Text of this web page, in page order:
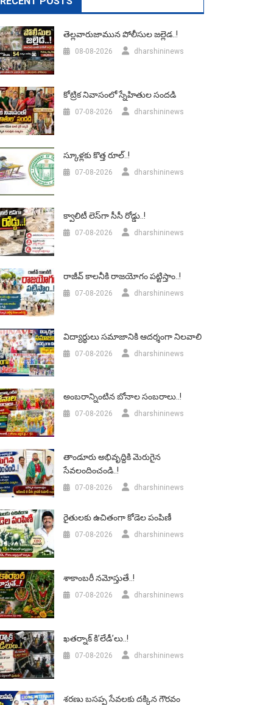
తెల్లవారుజామున పోలీసుల జల్లెడ..!
08-08-2026 dharshininews
కోట్రిక నివాసంలో స్నేహితుల సందడి
07-08-2026 dharshininews
స్కూళ్లకు కొత్త రూల్..!
07-08-2026 dharshininews
క్వాలిటీ లెస్‌గా సీసీ రోడ్డు..!
07-08-2026 dharshininews
రాజీవ్ కాలనీకి రాజయోగం పట్టిస్తాం..!
07-08-2026 dharshininews
విద్యార్థులు సమాజానికి ఆదర్శంగా నిలవాలి
07-08-2026 dharshininews
అంబరాన్నింటిన బోనాల సంబరాలు..!
07-08-2026 dharshininews
తాండూరు అభివృద్దికి మెరుగైన
సేవలందించండి..!
07-08-2026 dharshininews
రైతులకు ఉచితంగా కోడెల పంపిణీ
07-08-2026 dharshininews
శాకాంబరీ నమోస్తుతే..!
07-08-2026 dharshininews
ఖతర్నాక్ కి’లేడీ’లు..!
07-08-2026 dharshininews
శరణు బసప్ప సేవలకు దక్కిన గౌరవం